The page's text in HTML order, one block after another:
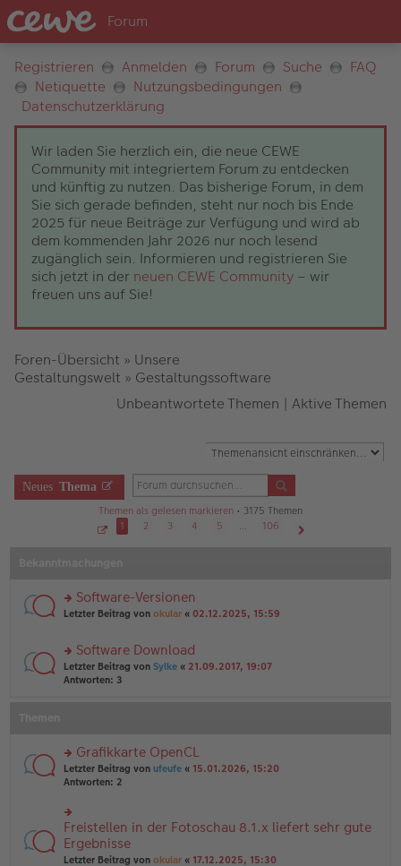
Registrieren Anmelden Forum Suche
FAQ
Netiquette
Nutzungsbedingungen
Datenschutzerklärung
Wir laden Sie herzlich ein, die neue CEWE
Community mit integriertem Forum zu entdecken
und künftig zu nutzen. Das bisherige Forum, in dem
Sie sich gerade befinden, steht nur noch bis Ende
2025 für neue Beiträge zur Verfügung und wird ab
dem kommenden Jahr 2026 nur noch lesend
zugänglich sein. Informieren und registrieren Sie
sich jetzt in der neuen CEWE Community – wir
freuen uns auf Sie!
Foren-Übersicht » Unsere
Gestaltungswelt » Gestaltungssoftware
Unbeantwortete Themen | Aktive Themen
Neues Thema
Themen als gelesen markieren • 3175 Themen
1
v
o
n
6
1 2 3 4 5 …
106
rs
u
n
g
er
B
ei
tr
g
Software-Versionen
Letzter Beitrag von okular « 02.12.2025, 15:59
rs
te
es
e
n
B
ei
tr
a
Software Download
Letzter Beitrag von Sylke « 21.09.2017, 19:07
Antworten: 3
rs
te
u
n
g
el
es
Grafikkarte OpenCL
Letzter Beitrag von ufeufe « 15.01.2026, 15:20
Antworten: 2
rs
te
r
Freistellen in der Fotoschau 8.1.x liefert sehr gute
Ergebnisse
Letzter Beitrag von okular « 17.12.2025, 15:30